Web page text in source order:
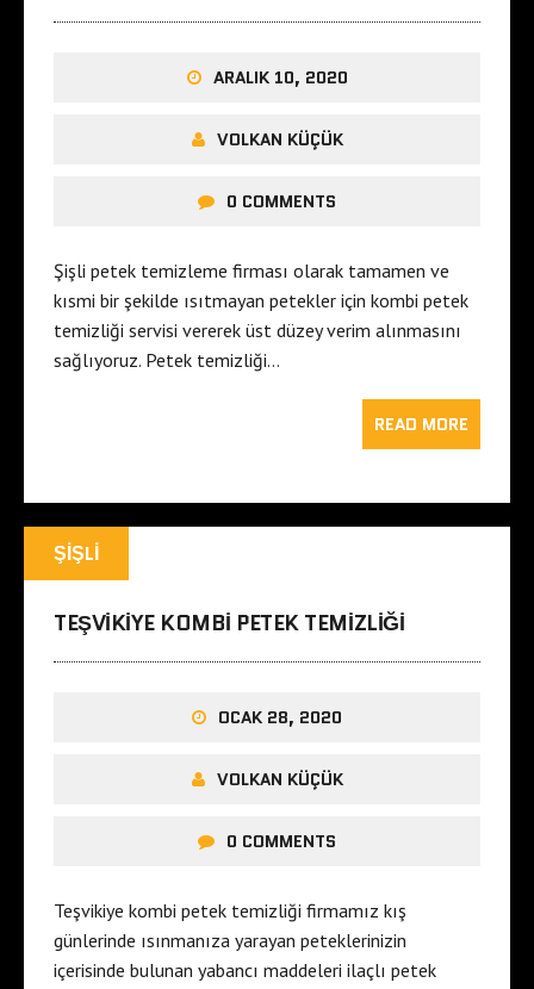
ARALIK 10, 2020
VOLKAN KÜÇÜK
0 COMMENTS
Şişli petek temizleme firması olarak tamamen ve
kısmi bir şekilde ısıtmayan petekler için kombi petek
temizliği servisi vererek üst düzey verim alınmasını
sağlıyoruz. Petek temizliği…
READ MORE
ŞIŞLI
TEŞVIKIYE KOMBI PETEK TEMIZLIĞI
OCAK 28, 2020
VOLKAN KÜÇÜK
0 COMMENTS
Teşvikiye kombi petek temizliği firmamız kış
günlerinde ısınmanıza yarayan peteklerinizin
içerisinde bulunan yabancı maddeleri ilaçlı petek